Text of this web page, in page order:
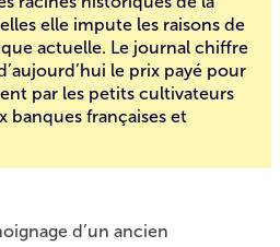
elle impute les raisons de
actuelle. Le journal chiffre
le prix payé pour
par les petits cultivateurs
banques françaises et
d’un ancien